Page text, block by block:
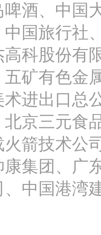
酒、中国
中国旅行社
科股份有
矿有色金
进出口总
京三元食
箭技术公
康集团、广
中国港湾